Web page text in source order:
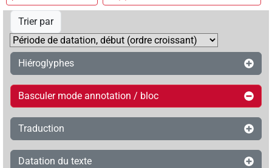
Trier par
Hiéroglyphes
Basculer mode annotation / bloc
Traduction
Datation du texte